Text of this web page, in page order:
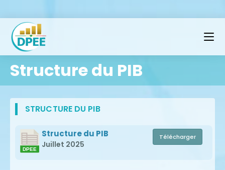
Structure du PIB
STRUCTURE DU PIB
Structure du PIB
Juillet 2025
Télécharger